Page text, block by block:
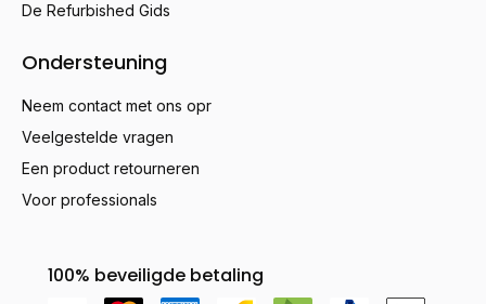
De Refurbished Gids
Ondersteuning
Neem contact met ons opr
Veelgestelde vragen
Een product retourneren
Voor professionals
100% beveiligde betaling